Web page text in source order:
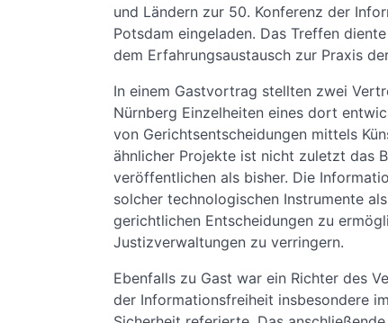
und Ländern zur 50. Konferenz der
Potsdam eingeladen. Das Treffen
dem Erfahrungsaustausch zur Praxis
In einem Gastvortrag stellten zwei
Nürnberg Einzelheiten eines dort
von Gerichtsentscheidungen mittels
ähnlicher Projekte ist nicht zuletzt das
veröffentlichen als bisher. Die
solcher technologischen Instrumente
gerichtlichen Entscheidungen zu
Justizverwaltungen zu verringern.
Ebenfalls zu Gast war ein Richter des
der Informationsfreiheit insbesondere